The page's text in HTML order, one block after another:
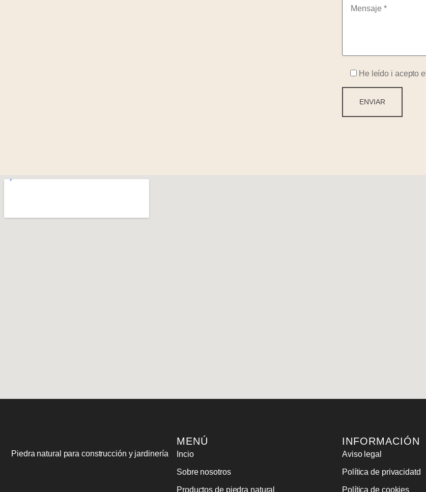
He leído i acepto el
Piedra natural para construcción y jardinería
MENÚ
Incio
Sobre nosotros
Productos de piedra natural
INFORMACIÓN
Aviso legal
Política de privacidatd
Política de cookies